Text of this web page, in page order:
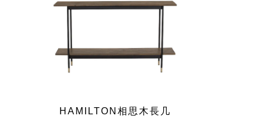
HAMILTON相思木長几